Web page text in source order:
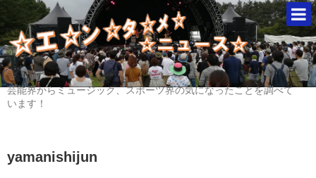
芸能界からミュージック、スポーツ界の気になったことを調べて
います！
yamanishijun